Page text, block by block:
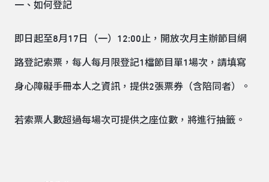
一、如何登記
即日起至8月17日（一）12:00止，開放次月主辦節目網
路登記索票，每人每月限登記1檔節目單1場次，請填寫
身心障礙手冊本人之資訊，提供2張票券（含陪同者）。
若索票人數超過每場次可提供之座位數，將進行抽籤。